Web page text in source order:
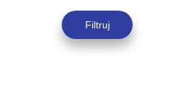
Filtruj